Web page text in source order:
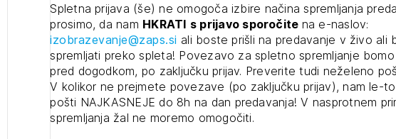
Izbrana vsebina je namenjena le ZAPS registriranim
uporabnikom. Da lahko do nje dostopate, se je
Spletna prijava (še) ne omogoča izbire načina spremljanja
prosimo, da nam HKRATI s prijavo sporočite na e-naslov:
izobrazevanje@zaps.si ali boste prišli na predavanje v živo ali
spremljati preko spleta! Povezavo za spletno spremljanje
pred dogodkom, po zaključku prijav. Preverite tudi neželeno
V kolikor ne prejmete povezave (po zaključku prijav), nam le-
pošti NAJKASNEJE do 8h na dan predavanja! V nasprotnem
spremljanja žal ne moremo omogočiti.
Uredba o razvrščanju objektov in
Pravilnik o začasnih objektih
(prostih mest - 0)na novičnik
na tekočem z novicami in se naročite na Novičnike.
svojo izbiro.
vam bomo pošiljali na vaš elektronski naslov.